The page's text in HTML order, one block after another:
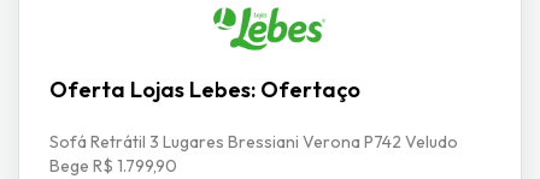
Oferta Lojas Lebes: Ofertaço
Sofá Retrátil 3 Lugares Bressiani Verona P742 Veludo
Bege R$ 1.799,90